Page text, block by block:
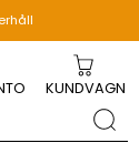
KUNDVAGN